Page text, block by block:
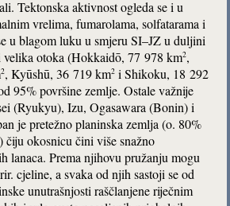
Tektonska aktivnost ogleda se i u
vrelima, fumarolama, solfatarama i
u blagom luku u smjeru SI–JZ u duljini
otoka (Hokkaidō, 77 978 km2,
2, Kyūshū, 36 719 km2 i Shikoku, 18 292
95% površine zemlje. Ostale važnije
(Ryukyu), Izu, Ogasawara (Bonin) i
je pretežno planinska zemlja (o. 80%
čiju okosnicu čini više snažno
lanaca. Prema njihovu pružanju mogu
cjeline, a svaka od njih sastoji se od
unutrašnjosti raščlanjene riječnim